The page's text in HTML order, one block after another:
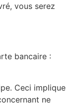
vous serez
bancaire :
Ceci implique
ne